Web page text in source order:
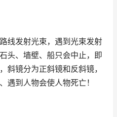
线发射光束，遇到光束发射
头、墙壁、船只会中止，即
斜镜分为正斜镜和反斜镜，
遇到人物会使人物死亡！